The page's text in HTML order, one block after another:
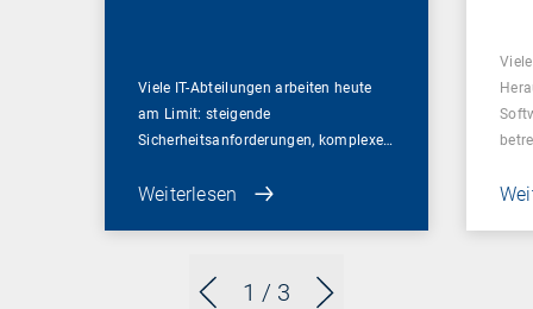
1 / 3
Viele IT-Abteilungen arbeiten heute
am Limit: steigende
Sicherheitsanforderungen, komplexe…
Weiterlesen